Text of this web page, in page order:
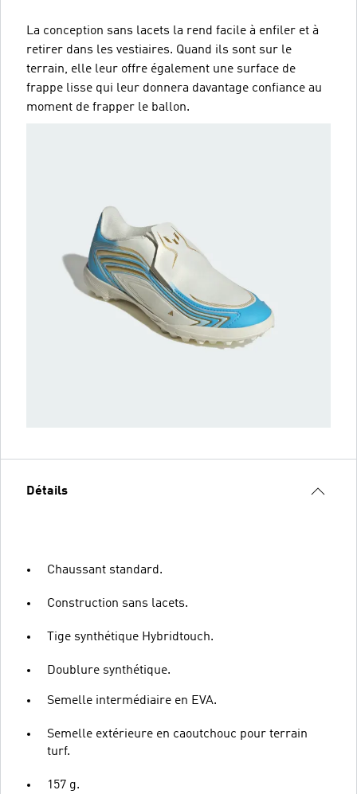
La conception sans lacets la rend facile à enfiler et à
retirer dans les vestiaires. Quand ils sont sur le
terrain, elle leur offre également une surface de
frappe lisse qui leur donnera davantage confiance au
moment de frapper le ballon.
Détails
Chaussant standard.
Construction sans lacets.
Tige synthétique Hybridtouch.
Doublure synthétique.
Semelle intermédiaire en EVA.
Semelle extérieure en caoutchouc pour terrain
turf.
157 g.